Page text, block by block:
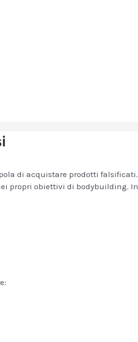
di acquistare prodotti falsificati.
propri obiettivi di bodybuilding. In